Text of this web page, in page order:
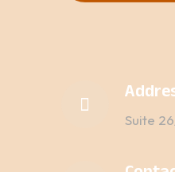
Suite